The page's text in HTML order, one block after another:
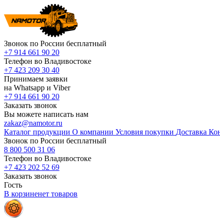
Звонок по России бесплатный
+7 914 661 90 20
Телефон во Владивостоке
+7 423 209 30 40
Принимаем заявки
на Whatsapp и Viber
+7 914 661 90 20
Заказать звонок
Вы можете написать нам
zakaz@namotor.ru
Каталог продукции О компании Условия покупки Доставка
Звонок по России бесплатный
8 800 500 31 06
Телефон во Владивостоке
+7 423 202 52 69
Заказать звонок
Гость
В корзиненет товаров